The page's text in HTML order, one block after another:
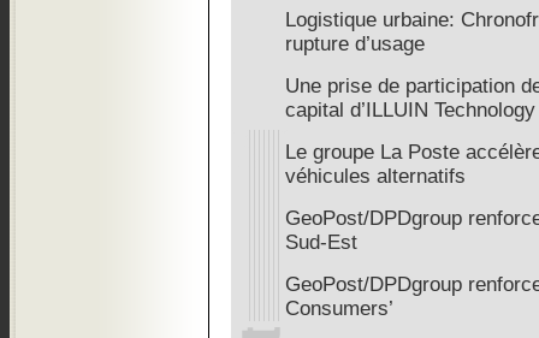
Logistique urbaine:
rupture d’usage
Une prise de participation
capital d’ILLUIN Technology
Le groupe La Poste
véhicules alternatifs
GeoPost/DPDgroup
Sud-Est
GeoPost/DPDgroup
Consumers’